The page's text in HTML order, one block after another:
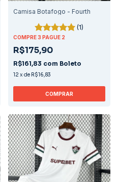
Camisa Botafogo - Fourth
(1)
COMPRE 3 PAGUE 2
R$175,90
R$161,83 com Boleto
12 xde R$16,83
COMPRAR